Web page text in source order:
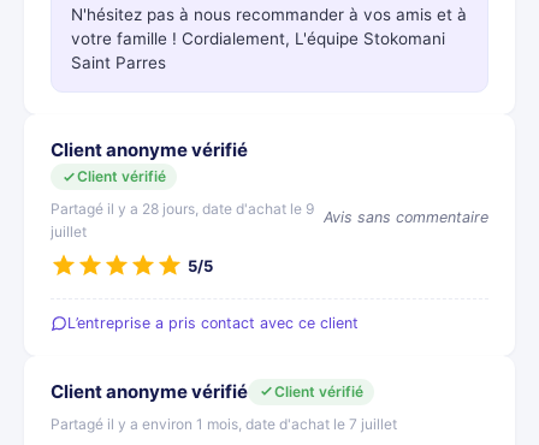
N'hésitez pas à nous recommander à vos amis et à
votre famille ! Cordialement, L'équipe Stokomani
Saint Parres
Client anonyme vérifié
Client vérifié
Partagé il y a 28 jours, date d'achat le 9
juillet
Avis sans commentaire
5/5
L’entreprise a pris contact avec ce client
Client anonyme vérifié
Client vérifié
Partagé il y a environ 1 mois, date d'achat le 7 juillet